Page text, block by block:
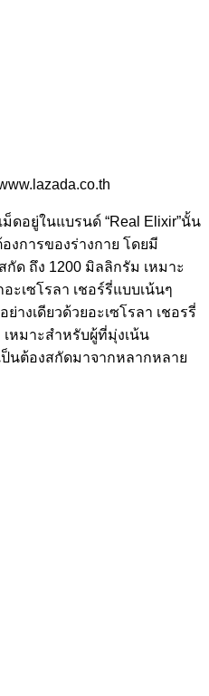
ยู่ในแบรนด์ “Real Elixir”นั้น
การของร่างกาย โดยมี
ด ถึง 1200 มิลลิกรัม เหมาะ
ะเซโรลา เชอร์รี่แบบเน้นๆ
างเดียวด้วยอะเซโรลา เชอรรี่
หมาะสำหรับผู้ที่มุ่งเน้น
นต้องสกัดมาจากหลากหลาย